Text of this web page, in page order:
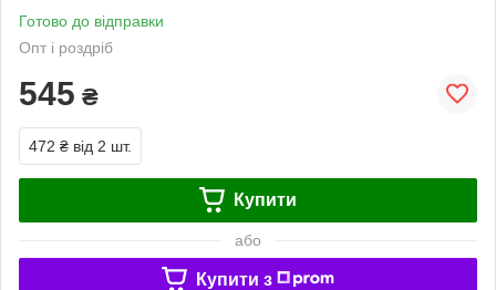
Готово до відправки
Опт і роздріб
545 ₴
472 ₴ від 2 шт.
Купити
або
Купити з